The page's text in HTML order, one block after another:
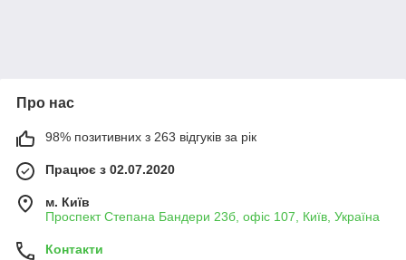
Про нас
98% позитивних з 263 відгуків за рік
Працює з 02.07.2020
м. Київ
Проспект Степана Бандери 23б, офіс 107, Київ, Україна
Контакти